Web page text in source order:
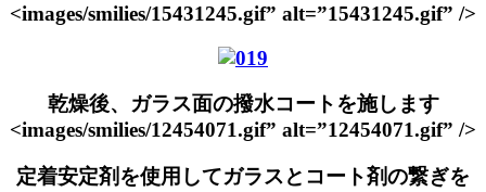
<images/smilies/15431245.gif” alt=”15431245.gif” />
乾燥後、ガラス面の撥水コートを施します
<images/smilies/12454071.gif” alt=”12454071.gif” />
定着安定剤を使用してガラスとコート剤の繋ぎを